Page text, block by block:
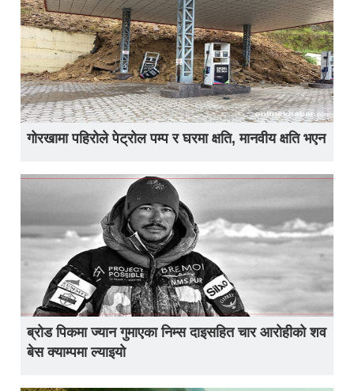
गोरखामा पहिरोले पेट्रोल पम्प र घरमा क्षति, मानवीय क्षति भएन
ब्रोड पिकमा ज्यान गुमाएका निम्स दाइसहित चार आरोहीको शव
बेस क्याम्पमा ल्याइयो